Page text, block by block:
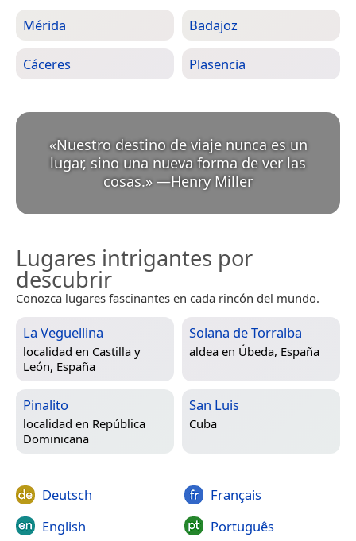
Mérida Badajoz
Cáceres Plasencia
«Nuestro destino de viaje nunca es un
lugar, sino una nueva forma de ver las
cosas.» —Henry Miller
Lugares intrigantes por
descubrir
Conozca lugares fascinantes en cada rincón del mundo.
La Veguellina
localidad en Castilla y
León, España
Solana de Torralba
aldea en Úbeda, España
Pinalito
localidad en República
Dominicana
San Luis
Cuba
Deutsch
English
Français
Português